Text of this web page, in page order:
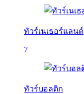
ทัวร์เนเธอร์แลนด์
7
ทัวร์บอลติก